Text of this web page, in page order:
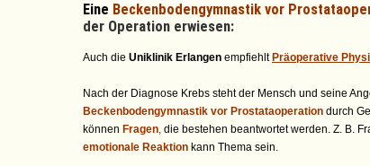
Eine Beckenbodengymnastik vor
der Operation erwiesen:
Auch die Uniklinik Erlangen empfiehlt Präoperative
Nach der Diagnose Krebs steht der Mensch und seine
Beckenbodengymnastik vor Prostataoperation durch
können Fragen, die bestehen beantwortet werden. Z. B.
emotionale Reaktion kann Thema sein.